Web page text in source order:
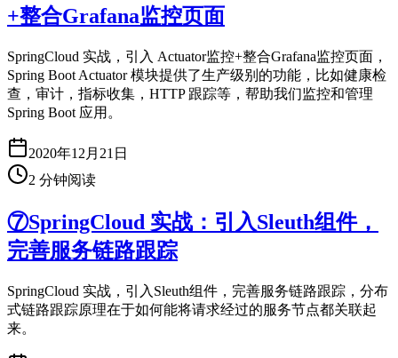
+整合Grafana监控页面
SpringCloud 实战，引入 Actuator监控+整合Grafana监控页面，
Spring Boot Actuator 模块提供了生产级别的功能，比如健康检
查，审计，指标收集，HTTP 跟踪等，帮助我们监控和管理
Spring Boot 应用。
2020年12月21日
2 分钟阅读
⑦SpringCloud 实战：引入Sleuth组件，
完善服务链路跟踪
SpringCloud 实战，引入Sleuth组件，完善服务链路跟踪，分布
式链路跟踪原理在于如何能将请求经过的服务节点都关联起
来。